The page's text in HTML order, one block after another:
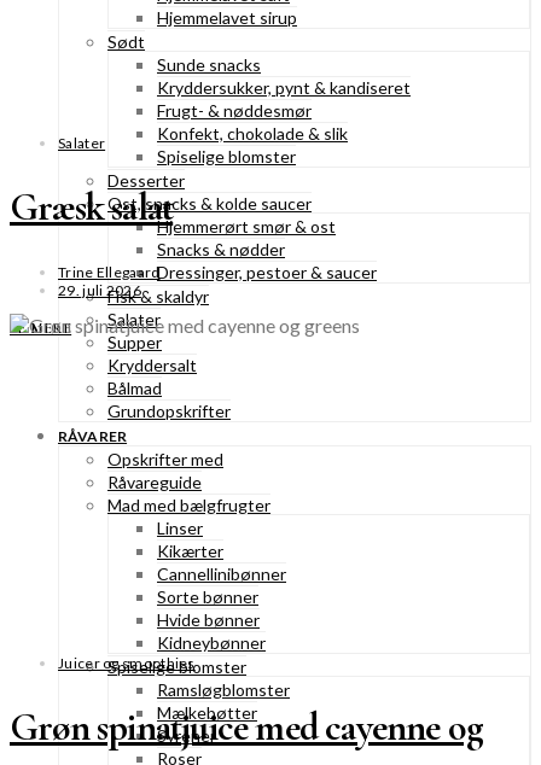
Hjemmelavet sirup
Sødt
Sunde snacks
Kryddersukker, pynt & kandiseret
Frugt- & nøddesmør
Konfekt, chokolade & slik
Spiselige blomster
Desserter
Ost, snacks & kolde saucer
Hjemmerørt smør & ost
Snacks & nødder
Dressinger, pestoer & saucer
Fisk & skaldyr
Salater
Supper
Kryddersalt
Bålmad
Grundopskrifter
RÅVARER
Opskrifter med
Råvareguide
Mad med bælgfrugter
Linser
Kikærter
Cannellinibønner
Sorte bønner
Hvide bønner
Kidneybønner
Spiselige blomster
Ramsløgblomster
Mælkebøtter
Syrener
Roser
Salater
Græsk salat
Trine Ellegaard
29. juli 2026
SE MERE
Juicer og smoothies
Grøn spinatjuice med cayenne og